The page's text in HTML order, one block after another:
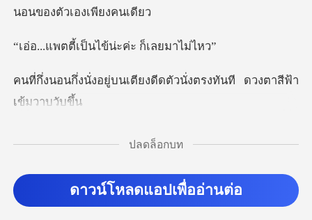
ประวัติการอ่าน
ดาวน์โหลดแอป
้เป็นไข้น่ะค่ะ
บนเตียงดีดตัวนั่งตรงทันที
่อตอนบ่ายยังเห็นแข
ปลดล็อกบท
ดาวน์โหลดแอปเพื่ออ่านต่อ